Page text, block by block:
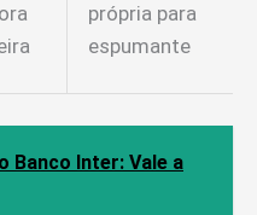
própria para
espumante
Banco Inter: Vale a